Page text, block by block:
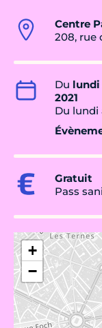
Centre
208, rue
Du lundi
2021
Du lundi
Gratuit
Pass
+
−